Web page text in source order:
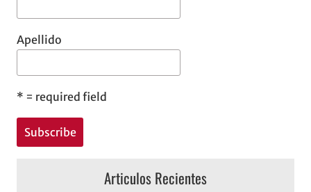
Apellido
* = required field
Articulos Recientes